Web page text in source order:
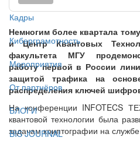
Кадры
Киберграмотность
Мероприятия
От партнёров
БЛОГИ
BIS JOURNAL
Немногим более квартала
и Центр Квантовых
факультета МГУ
работу первой в России
защитой трафика на
распределения ключей
На конференции INFOTECS
квантовой технологии была
задачам криптографии на